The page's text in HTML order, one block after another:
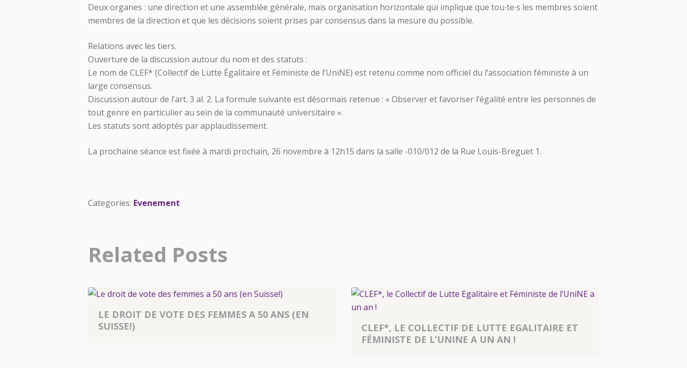
Deux organes : une direction et une assemblée générale, mais organisation horizontale qui implique que tou∙te∙s les membres soient
membres de la direction et que les décisions soient prises par consensus dans la mesure du possible.
Relations avec les tiers.
Ouverture de la discussion autour du nom et des statuts :
Le nom de CLEF* (Collectif de Lutte Égalitaire et Féministe de l’UniNE) est retenu comme nom officiel du l’association féministe à un
large consensus.
Discussion autour de l’art. 3 al. 2. La formule suivante est désormais retenue : « Observer et favoriser l’égalité entre les personnes de
tout genre en particulier au sein de la communauté universitaire ».
Les statuts sont adoptés par applaudissement.
La prochaine séance est fixée à mardi prochain, 26 novembre à 12h15 dans la salle -010/012 de la Rue Louis-Breguet 1.
Categories: Evenement
Related Posts
LE DROIT DE VOTE DES FEMMES A 50 ANS (EN
SUISSE!)
CLEF*, LE COLLECTIF DE LUTTE EGALITAIRE ET
FÉMINISTE DE L’UNINE A UN AN !